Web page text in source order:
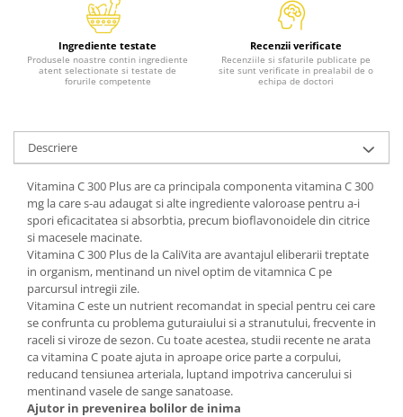
Ingrediente testate
Produsele noastre contin ingrediente
atent selectionate si testate de
forurile competente
Recenzii verificate
Recenziile si sfaturile publicate pe
site sunt verificate in prealabil de o
echipa de doctori
Descriere
Vitamina C 300 Plus are ca principala componenta vitamina C 300
mg la care s-au adaugat si alte ingrediente valoroase pentru a-i
spori eficacitatea si absorbtia, precum bioflavonoidele din citrice
si macesele macinate.
Vitamina C 300 Plus de la CaliVita are avantajul eliberarii treptate
in organism, mentinand un nivel optim de vitamnica C pe
parcursul intregii zile.
Vitamina C este un nutrient recomandat in special pentru cei care
se confrunta cu problema guturaiului si a stranutului, frecvente in
raceli si viroze de sezon. Cu toate acestea, studii recente ne arata
ca vitamina C poate ajuta in aproape orice parte a corpului,
reducand tensiunea arteriala, luptand impotriva cancerului si
mentinand vasele de sange sanatoase.
Ajutor in prevenirea bolilor de inima